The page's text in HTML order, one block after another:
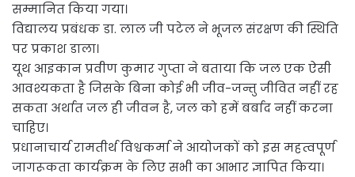
सम्मानित किया गया।
विद्यालय प्रबंधक डा. लाल जी पटेल ने भूजल संरक्षण की स्थिति
पर प्रकाश डाला।
यूथ आइकान प्रवीण कुमार गुप्ता ने बताया कि जल एक ऐसी
आवश्यकता है जिसके बिना कोई भी जीव-जन्तु जीवित नहीं रह
सकता अर्थात जल ही जीवन है, जल को हमें बर्बाद नहीं करना
चाहिए।
प्रधानाचार्य रामतीर्थ विश्वकर्मा ने आयोजकों को इस महत्वपूर्ण
जागरूकता कार्यक्रम के लिए सभी का आभार ज्ञापित किया।